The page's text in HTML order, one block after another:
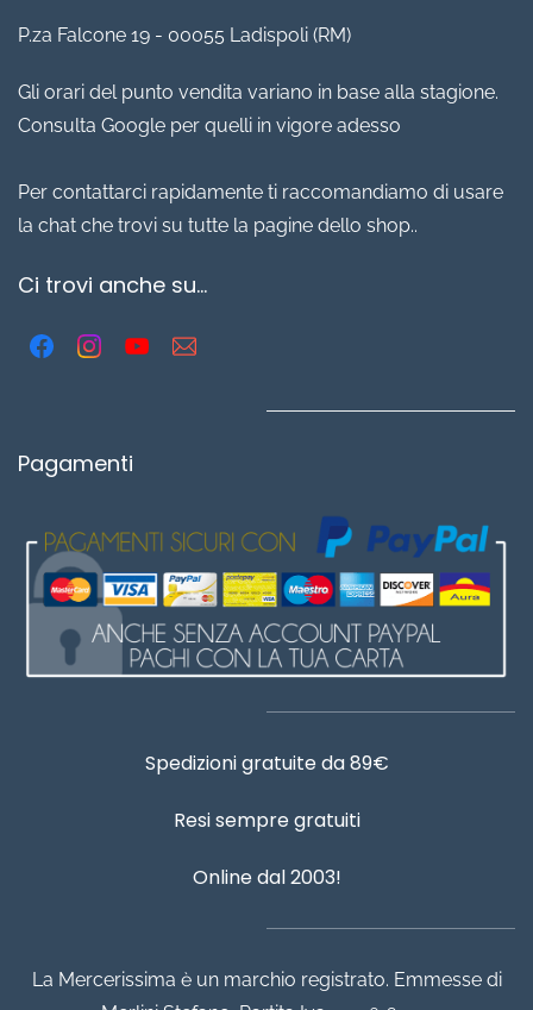
P.za Falcone 19 - 00055 Ladispoli (RM)
Gli orari del punto vendita variano in base alla stagione.
Consulta Google per quelli in vigore adesso
Per contattarci rapidamente ti raccomandiamo di usare
la chat che trovi su tutte la pagine dello shop..
Ci trovi anche su...
Pagamenti
Spedizioni gratuite da 89€
Resi sempre gratuiti
Online dal 2003!
La Mercerissima è un marchio registrato. Emmesse di